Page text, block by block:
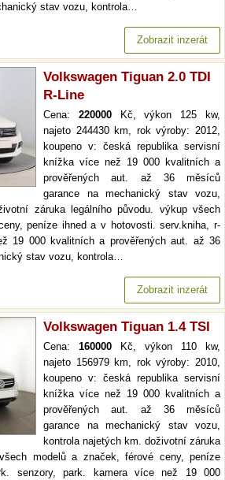
stav vozu, kontrola…
Zobrazit inzerát
Volkswagen Tiguan 2.0 TDI
R-Line
Cena: 220000Kč, výkon 125 kw,
najeto 244430 km, rok výroby: 2012,
koupeno v: česká republika servisní
knížka více než 19 000 kvalitních a
prověřených aut. až 36 měsíců
garance na mechanický stav vozu,
záruka legálního původu. výkup všech
peníze ihned a v hotovosti. serv.kniha, r-
19 000 kvalitních a prověřených aut. až 36
stav vozu, kontrola…
Zobrazit inzerát
Volkswagen Tiguan 1.4 TSI
Cena: 160000 Kč, výkon 110 kw,
najeto 156979 km, rok výroby: 2010,
koupeno v: česká republika servisní
knížka více než 19 000 kvalitních a
prověřených aut. až 36 měsíců
garance na mechanický stav vozu,
kontrola najetých km. doživotní záruka
modelů a značek, férové ceny, peníze
senzory, park. kamera více než 19 000